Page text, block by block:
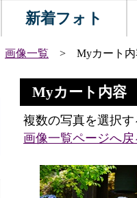
新着フォト
画像一覧 > Myカート内
Myカート内容
複数の写真を選択
画像一覧ページへ戻